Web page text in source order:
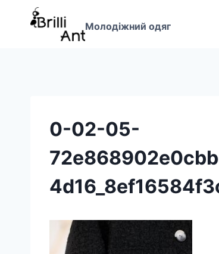
Перейти
Молодіжний одяг
0-02-05-